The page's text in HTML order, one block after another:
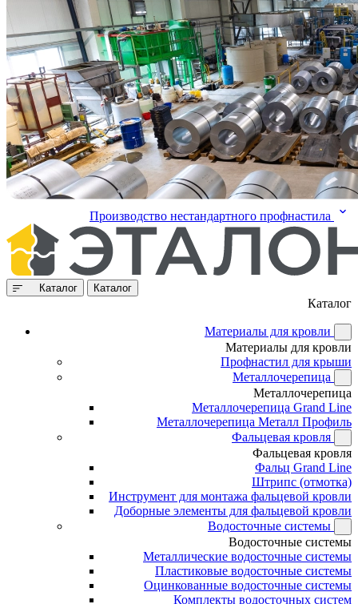
Производство нестандартного профнастила
Каталог Каталог
Каталог
Материалы для кровли
Материалы для кровли
Профнастил для крыши
Металлочерепица
Металлочерепица
Металлочерепица Grand Line
Металлочерепица Металл Профиль
Фальцевая кровля
Фальцевая кровля
Фальц Grand Line
Штрипс (отмотка)
Инструмент для монтажа фальцевой кровли
Доборные элементы для фальцевой кровли
Водосточные системы
Водосточные системы
Металлические водосточные системы
Пластиковые водосточные системы
Оцинкованные водосточные системы
Комплекты водосточных систем